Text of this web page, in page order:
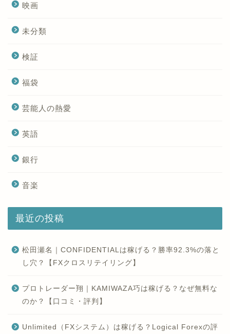
映画
未分類
検証
福袋
芸能人の熱愛
英語
銀行
音楽
最近の投稿
松田瀬名｜CONFIDENTIALは稼げる？勝率92.3%の落と
し穴？【FXクロスリテイリング】
プロトレーダー翔｜KAMIWAZA巧は稼げる？なぜ無料な
のか？【口コミ・評判】
Unlimited（FXシステム）は稼げる？Logical Forexの評